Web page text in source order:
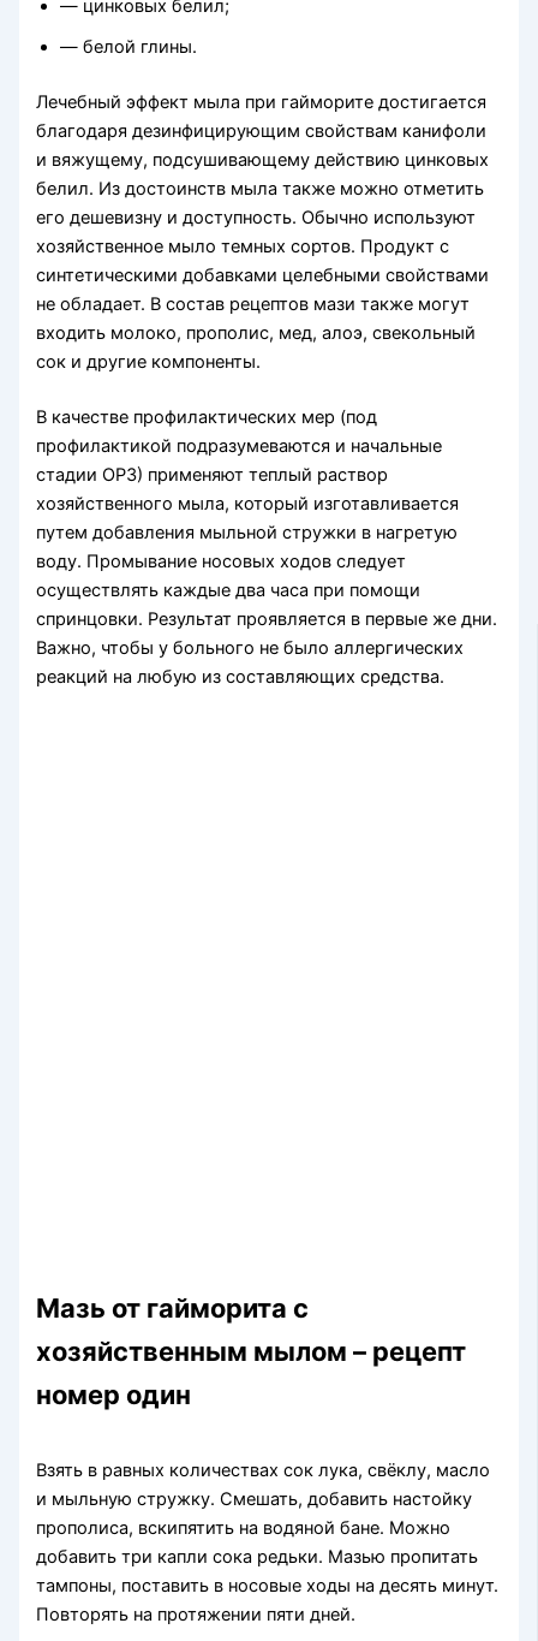
— цинковых белил;
— белой глины.
Лечебный эффект мыла при гайморите достигается
благодаря дезинфицирующим свойствам канифоли
и вяжущему, подсушивающему действию цинковых
белил. Из достоинств мыла также можно отметить
его дешевизну и доступность. Обычно используют
хозяйственное мыло темных сортов. Продукт с
синтетическими добавками целебными свойствами
не обладает. В состав рецептов мази также могут
входить молоко, прополис, мед, алоэ, свекольный
сок и другие компоненты.
В качестве профилактических мер (под
профилактикой подразумеваются и начальные
стадии ОРЗ) применяют теплый раствор
хозяйственного мыла, который изготавливается
путем добавления мыльной стружки в нагретую
воду. Промывание носовых ходов следует
осуществлять каждые два часа при помощи
спринцовки. Результат проявляется в первые же дни.
Важно, чтобы у больного не было аллергических
реакций на любую из составляющих средства.
Мазь от гайморита с
хозяйственным мылом – рецепт
номер один
Взять в равных количествах сок лука, свёклу, масло
и мыльную стружку. Смешать, добавить настойку
прополиса, вскипятить на водяной бане. Можно
добавить три капли сока редьки. Мазью пропитать
тампоны, поставить в носовые ходы на десять минут.
Повторять на протяжении пяти дней.